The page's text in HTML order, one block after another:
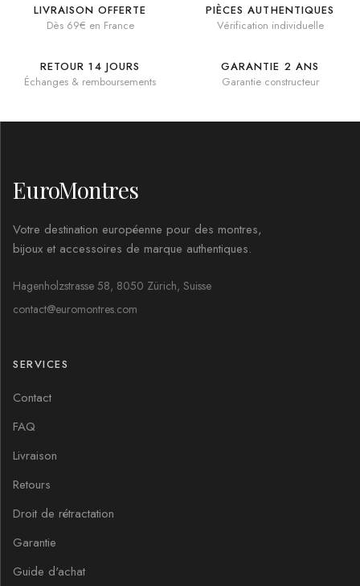
LIVRAISON OFFERTE
Dès 69€ en France
PIÈCES AUTHENTIQUES
Vérification individuelle
RETOUR 14 JOURS
Échanges & remboursements
GARANTIE 2 ANS
Garantie constructeur
EuroMontres
Votre destination européenne pour des montres,
bijoux et accessoires de marque authentiques.
Hagenholzstrasse 58, 8050 Zürich, Suisse
contact@euromontres.com
SERVICES
Contact
FAQ
Livraison
Retours
Droit de rétractation
Garantie
Guide d'achat